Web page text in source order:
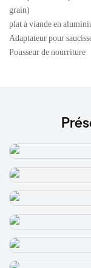
grain)
plat à viande en
Adaptateur pour
Pousseur de nourriture